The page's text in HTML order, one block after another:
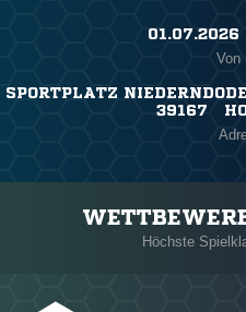
01.07.2026
Von
SPORTPLATZ
39167
Höchste